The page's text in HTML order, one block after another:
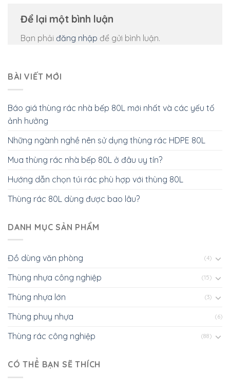
Để lại một bình luận
Bạn phải đăng nhập để gửi bình luận.
BÀI VIẾT MỚI
Báo giá thùng rác nhà bếp 80L mới nhất và các yếu tố
ảnh hưởng
Những ngành nghề nên sử dụng thùng rác HDPE 80L
Mua thùng rác nhà bếp 80L ở đâu uy tín?
Hướng dẫn chọn túi rác phù hợp với thùng 80L
Thùng rác 80L dùng được bao lâu?
DANH MỤC SẢN PHẨM
Đồ dùng văn phòng (4)
Thùng nhựa công nghiệp (15)
Thùng nhựa lớn (3)
Thùng phuy nhựa (6)
Thùng rác công nghiệp (88)
CÓ THỂ BẠN SẼ THÍCH